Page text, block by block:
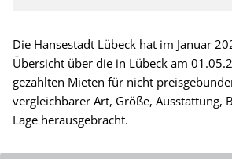
Die Hansestadt Lübeck hat im Januar
Übersicht über die in Lübeck am
gezahlten Mieten für nicht
vergleichbarer Art, Größe, Ausstattung,
Lage herausgebracht.